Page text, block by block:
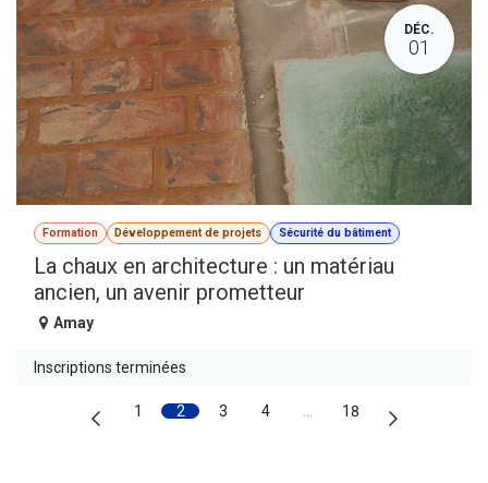
DÉC.
01
Formation Développement de projets Sécurité du bâtiment
La chaux en architecture : un matériau
ancien, un avenir prometteur
Amay
Inscriptions terminées
1 2 3 4 18